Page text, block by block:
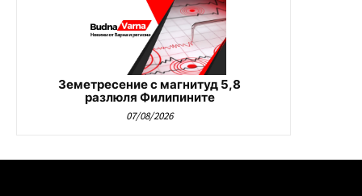
Земетресение с магнитуд 5,8
разлюля Филипините
07/08/2026